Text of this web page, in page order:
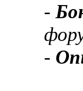
-
-